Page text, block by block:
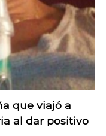
que viajó a
al dar positivo